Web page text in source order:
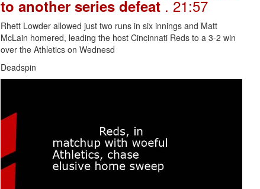
to another series defeat . 21:57
Rhett Lowder allowed just two runs in six innings and Matt
McLain homered, leading the host Cincinnati Reds to a 3-2 win
over the Athletics on Wednesd
Deadspin